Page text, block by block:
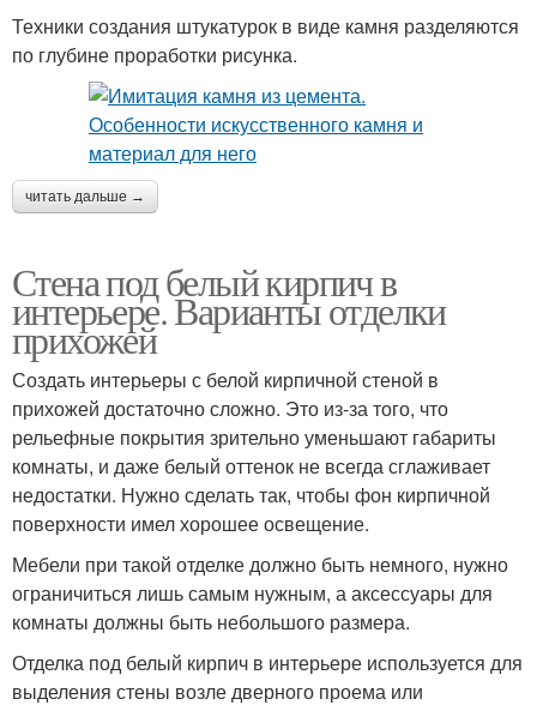
Техники создания штукатурок в виде камня разделяются
по глубине проработки рисунка.
читать дальше →
Стена под белый кирпич в
интерьере. Варианты отделки
прихожей
Создать интерьеры с белой кирпичной стеной в
прихожей достаточно сложно. Это из-за того, что
рельефные покрытия зрительно уменьшают габариты
комнаты, и даже белый оттенок не всегда сглаживает
недостатки. Нужно сделать так, чтобы фон кирпичной
поверхности имел хорошее освещение.
Мебели при такой отделке должно быть немного, нужно
ограничиться лишь самым нужным, а аксессуары для
комнаты должны быть небольшого размера.
Отделка под белый кирпич в интерьере используется для
выделения стены возле дверного проема или